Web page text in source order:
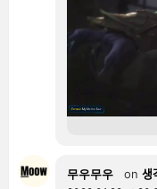
무우무우 on